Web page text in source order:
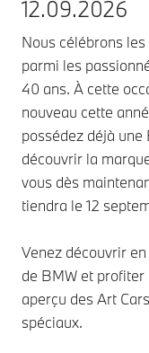
12.09.2026
Nous célébrons
parmi les
40 ans. À cette
nouveau cette
possédez déjà une
découvrir la
vous dès
tiendra le 12
Venez découvrir
de BMW et profiter
aperçu des Art
spéciaux.